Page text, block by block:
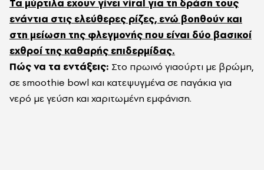
Τα μύρτιλα έχουν γίνει viral για τη δράση τους
ενάντια στις ελεύθερες ρίζες, ενώ βοηθούν και
στη μείωση της φλεγμονής που είναι δύο βασικοί
εχθροί της καθαρής επιδερμίδας.
Πώς να τα εντάξεις: Στο πρωινό γιαούρτι με βρώμη,
σε smoothie bowl και κατεψυγμένα σε παγάκια για
νερό με γεύση και χαριτωμένη εμφάνιση.